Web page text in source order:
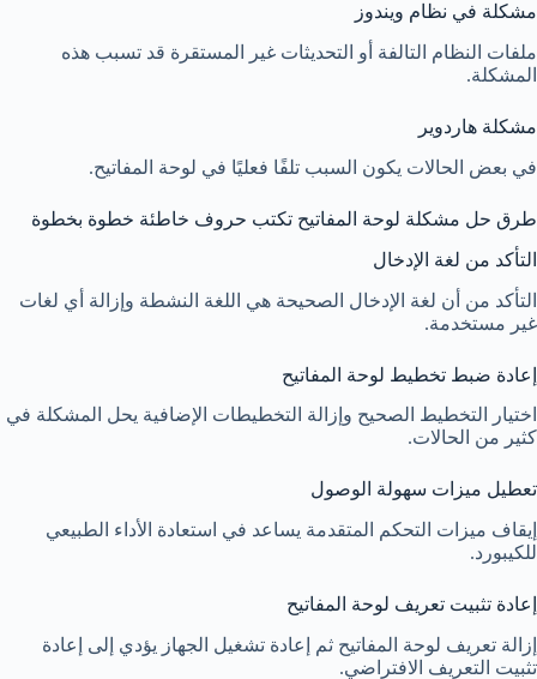
مشكلة في نظام ويندوز
ملفات النظام التالفة أو التحديثات غير المستقرة قد تسبب هذه
المشكلة.
مشكلة هاردوير
في بعض الحالات يكون السبب تلفًا فعليًا في لوحة المفاتيح.
طرق حل مشكلة لوحة المفاتيح تكتب حروف خاطئة خطوة بخطوة
التأكد من لغة الإدخال
التأكد من أن لغة الإدخال الصحيحة هي اللغة النشطة وإزالة أي لغات
غير مستخدمة.
إعادة ضبط تخطيط لوحة المفاتيح
اختيار التخطيط الصحيح وإزالة التخطيطات الإضافية يحل المشكلة في
كثير من الحالات.
تعطيل ميزات سهولة الوصول
إيقاف ميزات التحكم المتقدمة يساعد في استعادة الأداء الطبيعي
للكيبورد.
إعادة تثبيت تعريف لوحة المفاتيح
إزالة تعريف لوحة المفاتيح ثم إعادة تشغيل الجهاز يؤدي إلى إعادة
تثبيت التعريف الافتراضي.